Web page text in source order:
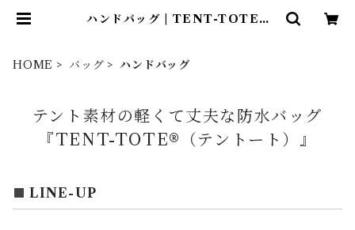
ハンドバッグ | TENT-TOTE®
HOME バッグ ハンドバッグ
テント素材の軽くて丈夫な防水バッグ
『TENT-TOTE®（テントート）』
LINE-UP